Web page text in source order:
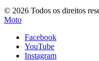
© 2026 Todos os direitos
Moto
Facebook
YouTube
Instagram